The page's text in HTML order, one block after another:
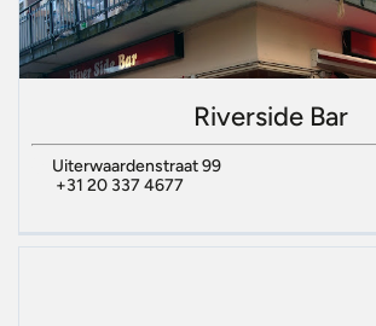
Riverside Bar
Uiterwaardenstraat 99
+31 20 337 4677